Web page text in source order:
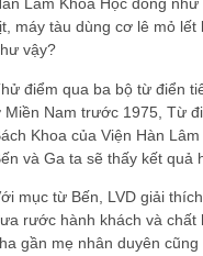
máy tàu dùng cơ lê mỏ
vậy?
điểm qua ba bộ từ điển
Miền Nam trước 1975, Từ
Khoa của Viện Hàn
và Ga ta sẽ thấy kết quả
mục từ Bến, LVD giải
rước hành khách và chất
gần mẹ nhân duyên